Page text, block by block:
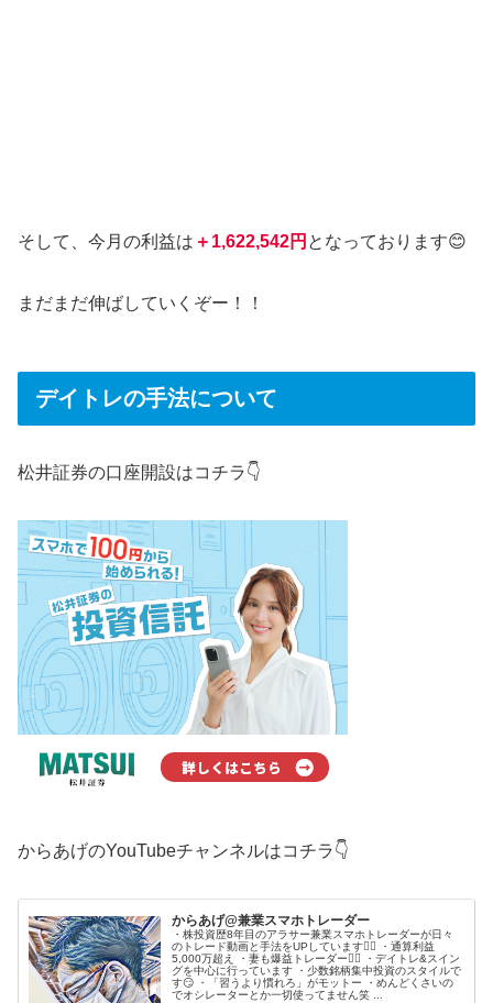
そして、今月の利益は ＋1,622,542円 となっております😊
まだまだ伸ばしていくぞー！！
デイトレの手法について
松井証券の口座開設はコチラ👇
からあげのYouTubeチャンネルはコチラ👇
からあげ@兼業スマホトレーダー
・株投資歴8年目のアラサー兼業スマホトレーダーが日々
のトレード動画と手法をUPしています🙋‍♂️ ・通算利益
5,000万超え ・妻も爆益トレーダー💁‍♀️ ・デイトレ&スイン
グを中心に行っています ・少数銘柄集中投資のスタイルで
す😏 ・「習うより慣れろ」がモットー ・めんどくさいの
でオシレーターとか一切使ってません笑 ...